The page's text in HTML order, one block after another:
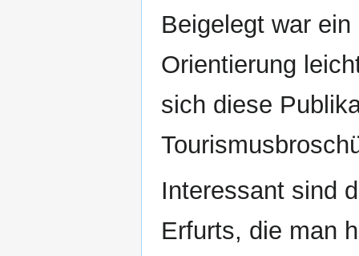
Beigelegt war
Orientierung
sich diese
Interessant sind
Erfurts, die man